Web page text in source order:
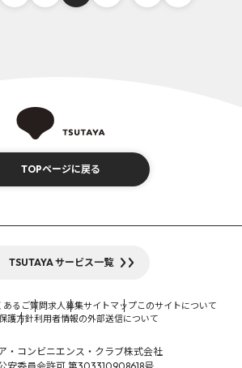
TOPページに戻る
TSUTAYA サービス一覧
あるご質問求人募集サイトマップこのサイトについて
護方針利用者情報の外部送信について
・コンビニエンス・クラブ株式会社